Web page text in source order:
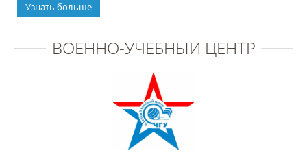
Узнать больше
ВОЕННО-УЧЕБНЫЙ ЦЕНТР